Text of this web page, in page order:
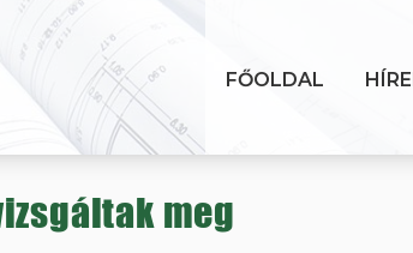
FŐOLDAL
meg